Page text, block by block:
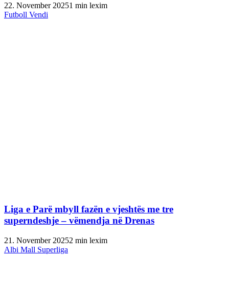
22. November 20251 min lexim
Futboll Vendi
Liga e Parë mbyll fazën e vjeshtës me tre
superndeshje – vëmendja në Drenas
21. November 20252 min lexim
Albi Mall Superliga